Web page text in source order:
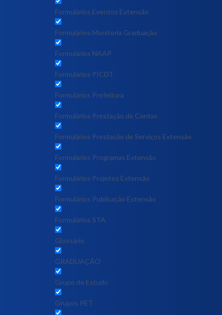
Formulários Eventos Extensão
Formulários Monitoria Graduação
Formulários NAAP
Formulários PICDT
Formulários Prefeitura
Formulários Prestação de Contas
Formulários Prestação de Serviços Extensão
Formulários Programas Extensão
Formulários Projetos Extensão
Formulários Publicação Extensão
Formulários STA
Glossário
GRADUAÇÃO
Grupo de Estudo
Grupos PET